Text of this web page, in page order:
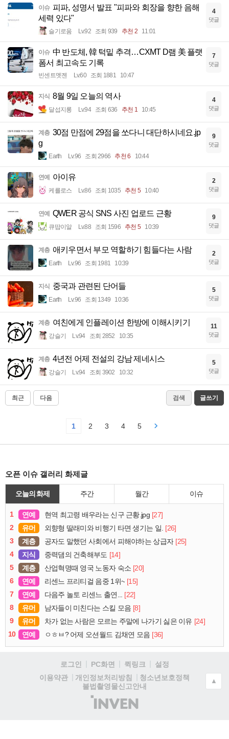
이슈 피파, 성명서 발표 "피파와 회장을 향한 음해
세력 있다"
슬기로움 Lv.92 조회 939 추천 2 11:01
4
댓글
이슈 中 반도체, 韓 턱밑 추격…CXMT D램 美 플랫
폼서 최고속도 기록
빈센트멧젠 Lv.60 조회 1881 10:47
7
댓글
지식 8월 9일 오늘의 역사
달섭지롱 Lv.94 조회 636 추천 1 10:45
4
댓글
계층 30점 만점에 29점을 쏘다니 대단하시네요.jp
g
Earth Lv.96 조회 2966 추천 6 10:44
9
댓글
연예 아이유
케를로스 Lv.86 조회 1035 추천 5 10:40
2
댓글
연예 QWER 공식 SNS 사진 업로드 근황
큐땁이알 Lv.88 조회 1596 추천 5 10:39
9
댓글
계층 애키우면서 부모 역할하기 힘들다는 사람
Earth Lv.96 조회 1981 10:39
2
댓글
지식 중국과 관련된 단어들
Earth Lv.96 조회 1349 10:36
5
댓글
계층 여친에게 인플레이션 한방에 이해시키기
강슬기 Lv.94 조회 2852 10:35
11
댓글
계층 4년전 어제 전설의 강남 제네시스
강슬기 Lv.94 조회 3902 10:32
5
댓글
최근 다음 검색 글쓰기
1 2 3 4 5
오픈 이슈 갤러리 화제글
오늘의 화제 주간 월간 이슈
1 연예 현역 최고령 배우라는 신구 근황.jpg [27]
2
유머 외향형 딸래미와 비행기 타면 생기는 일. [26]
3
계층 공자도 말했던 사회에서 피해야하는 상급자 [25]
4
지식 중력댐의 건축해부도 [14]
5
계층 산업혁명때 영국 노동자 숙소 [20]
6
연예 리센느 프리티걸 음중 1위~ [15]
7
연예 다음주 놀토 리센느 출연... [22]
8
유머 남자들이 미친다는 스킬 모음 [8]
9
유머 차가 없는 사람은 모르는 주말에 나가기 싫은 이유 [24]
10
연예 ㅇㅎㅂ? 어제 오션월드 김채연 모음 [36]
로그인 PC화면 퀵링크
설정
이용약관
개인정보처리방침
청소년보호정책
불법촬영물신고안내
(주)
인
▲